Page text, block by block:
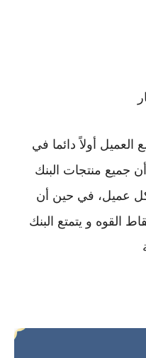
العميل أولاً دائما في
جميع منتجات البنك
عميل، في حين أن
القوه و يتمتع البنك